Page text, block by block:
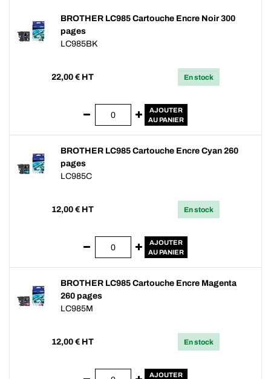
BROTHER LC985 Cartouche Encre Noir 300
pages
LC985BK
22,00 € HT En stock
AJOUTER
AU PANIER
BROTHER LC985 Cartouche Encre Cyan 260
pages
LC985C
12,00 € HT En stock
AJOUTER
AU PANIER
BROTHER LC985 Cartouche Encre Magenta
260 pages
LC985M
12,00 € HT En stock
AJOUTER